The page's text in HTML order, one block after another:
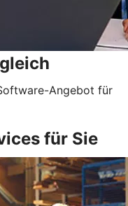
Angebot für
für Sie